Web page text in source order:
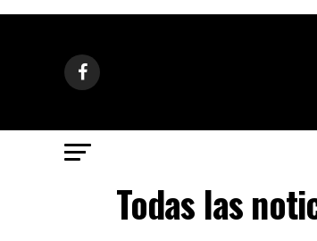
Todas las